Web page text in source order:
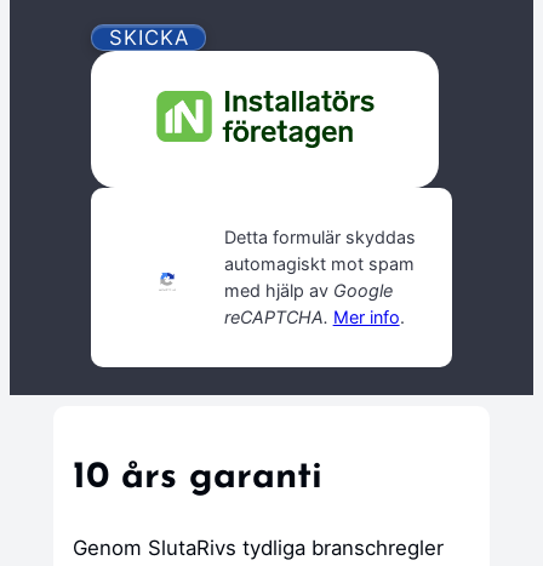
Detta formulär skyddas
automagiskt mot spam
med hjälp av Google
reCAPTCHA. Mer info.
10 års garanti
Genom SlutaRivs tydliga branschregler